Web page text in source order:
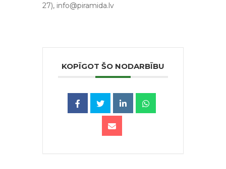
27), info@piramida.lv
KOPĪGOT ŠO NODARBĪBU